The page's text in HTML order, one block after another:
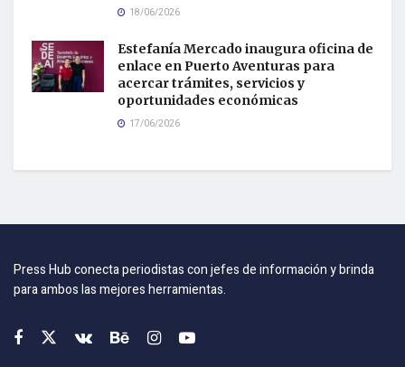
18/06/2026
Estefanía Mercado inaugura oficina de
enlace en Puerto Aventuras para
acercar trámites, servicios y
oportunidades económicas
17/06/2026
Press Hub conecta periodistas con jefes de información y brinda
para ambos las mejores herramientas.